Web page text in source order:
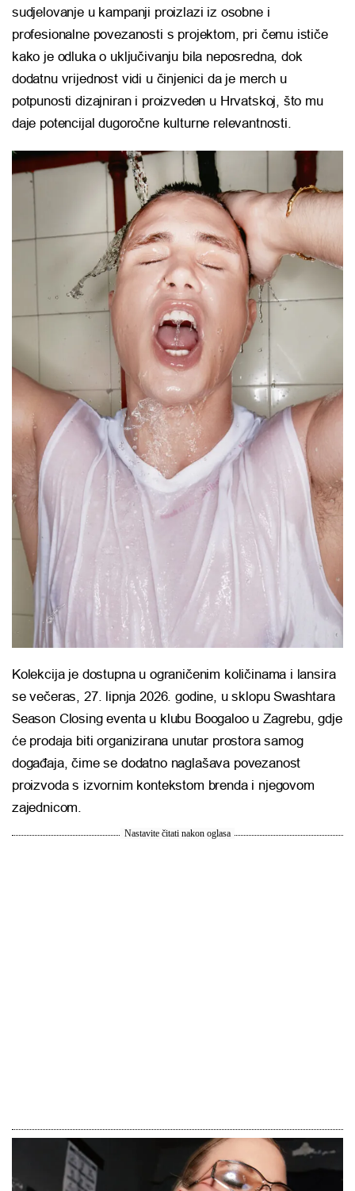
sudjelovanje u kampanji proizlazi iz osobne i
profesionalne povezanosti s projektom, pri čemu ističe
kako je odluka o uključivanju bila neposredna, dok
dodatnu vrijednost vidi u činjenici da je merch u
potpunosti dizajniran i proizveden u Hrvatskoj, što mu
daje potencijal dugoročne kulturne relevantnosti.
Kolekcija je dostupna u ograničenim količinama i lansira
se večeras, 27. lipnja 2026. godine, u sklopu Swashtara
Season Closing eventa u klubu Boogaloo u Zagrebu, gdje
će prodaja biti organizirana unutar prostora samog
događaja, čime se dodatno naglašava povezanost
proizvoda s izvornim kontekstom brenda i njegovom
zajednicom.
Nastavite čitati nakon oglasa